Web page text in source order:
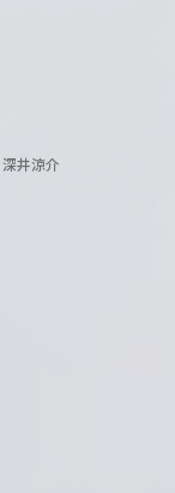
井涼介